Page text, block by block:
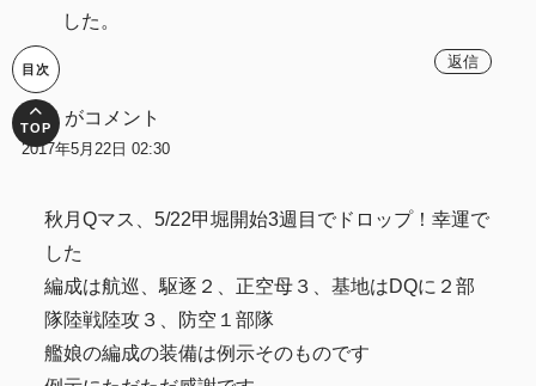
した。
返信
匿名 がコメント
2017年5月22日 02:30
秋月Qマス、5/22甲堀開始3週目でドロップ！幸運で
した
編成は航巡、駆逐２、正空母３、基地はDQに２部
隊陸戦陸攻３、防空１部隊
艦娘の編成の装備は例示そのものです